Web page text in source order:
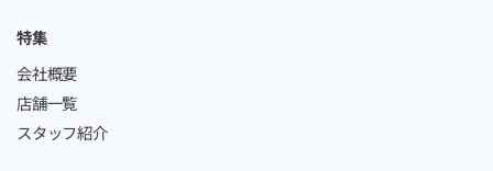
特集
会社概要
店舗一覧
スタッフ紹介